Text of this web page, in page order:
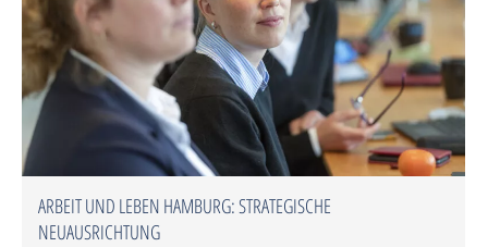
ARBEIT UND LEBEN HAMBURG: STRATEGISCHE
NEUAUSRICHTUNG